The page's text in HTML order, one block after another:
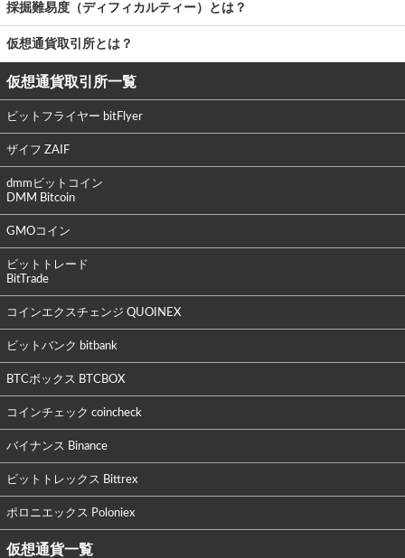
採掘難易度（ディフィカルティー）とは？
仮想通貨取引所とは？
仮想通貨取引所一覧
ビットフライヤー bitFlyer
ザイフ ZAIF
dmmビットコイン
DMM Bitcoin
GMOコイン
ビットトレード
BitTrade
コインエクスチェンジ QUOINEX
ビットバンク bitbank
BTCボックス BTCBOX
コインチェック coincheck
バイナンス Binance
ビットトレックス Bittrex
ポロニエックス Poloniex
仮想通貨一覧